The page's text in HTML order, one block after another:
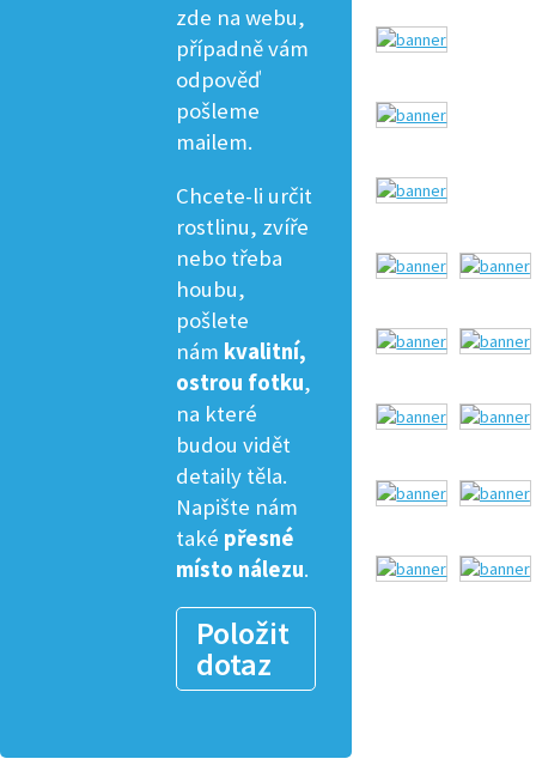
zde na webu,
případně vám
odpověď
pošleme
mailem.
Chcete-li určit
rostlinu, zvíře
nebo třeba
houbu,
pošlete
nám kvalitní,
ostrou fotku,
na které
budou vidět
detaily těla.
Napište nám
také přesné
místo nálezu.
Položit
dotaz